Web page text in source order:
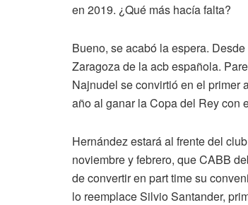
en 2019. ¿Qué más hacía falta?
Bueno, se acabó la espera.
Zaragoza de la acb española.
Najnudel se convirtió en el primer
año al ganar la Copa del Rey con
Hernández estará al frente del
noviembre y febrero, que CABB
de convertir en part time su
lo reemplace Silvio Santander,